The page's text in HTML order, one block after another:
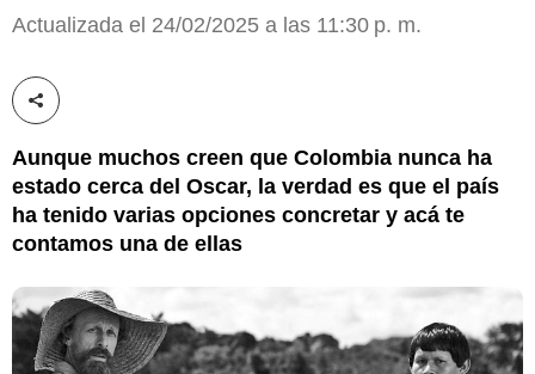
Actualizada el 24/02/2025 a las 11:30 p. m.
Compartir esta noticia
Aunque muchos creen que Colombia nunca ha
estado cerca del Oscar, la verdad es que el país
ha tenido varias opciones concretar y acá te
contamos una de ellas